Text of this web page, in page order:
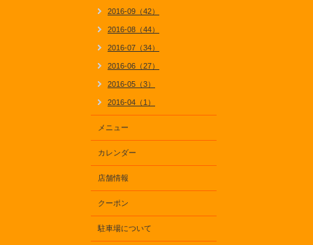
2016-09（42）
2016-08（44）
2016-07（34）
2016-06（27）
2016-05（3）
2016-04（1）
メニュー
カレンダー
店舗情報
クーポン
駐車場について